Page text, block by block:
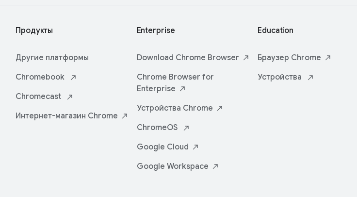
Продукты
Другие платформы
Chromebook
Chromecast
Интернет-магазин Chrome
Enterprise
Download Chrome Browser
Chrome Browser for
Enterprise
Устройства Chrome
ChromeOS
Google Cloud
Google Workspace
Education
Браузер Chrome
Устройства